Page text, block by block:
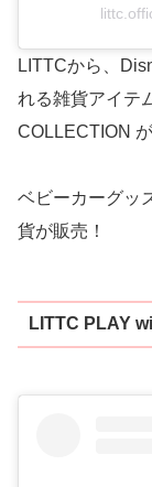
LITTCから、
れる雑貨アイテ
COLLECTION が
ベビーカーグッ
貨が販売！
LITTC PLAY